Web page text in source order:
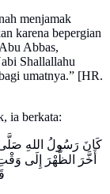
menjamak
karena bepergian
Abbas,
Shallallahu
umatnya.” [HR.
ia berkata:
كَانَ رَسُولُ اللهِ صَلَّى
أَخَّرَ الظُّهْرَ إِلَى